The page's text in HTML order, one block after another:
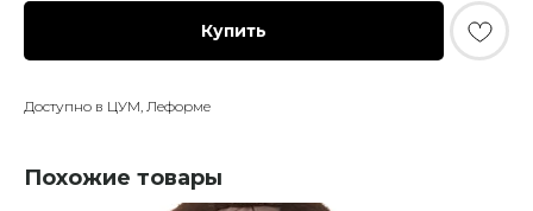
Купить
Доступно в ЦУМ, Леформе
Похожие товары